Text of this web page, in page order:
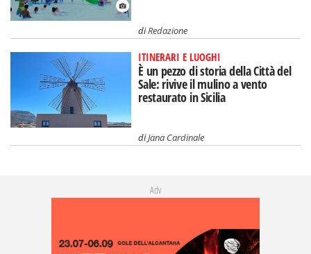
diRedazione
ITINERARI E LUOGHI
È un pezzo di storia della Città del
Sale: rivive il mulino a vento
restaurato in Sicilia
diJana Cardinale
Adv